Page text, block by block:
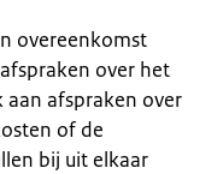
overeenkomst
over het
aan afspraken over
of de
bij uit elkaar